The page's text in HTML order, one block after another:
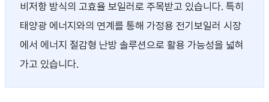
비저항 방식의 고효율 보일러로 주목받고 있습니다. 특히
태양광 에너지와의 연계를 통해 가정용 전기보일러 시장
에서 에너지 절감형 난방 솔루션으로 활용 가능성을 넓혀
가고 있습니다.